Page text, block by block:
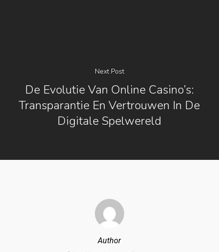
Next Post
De Evolutie Van Online Casino’s:
Transparantie En Vertrouwen In De
Digitale Spelwereld
Author